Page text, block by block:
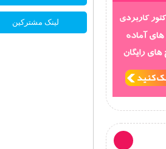
لینک مشترکین